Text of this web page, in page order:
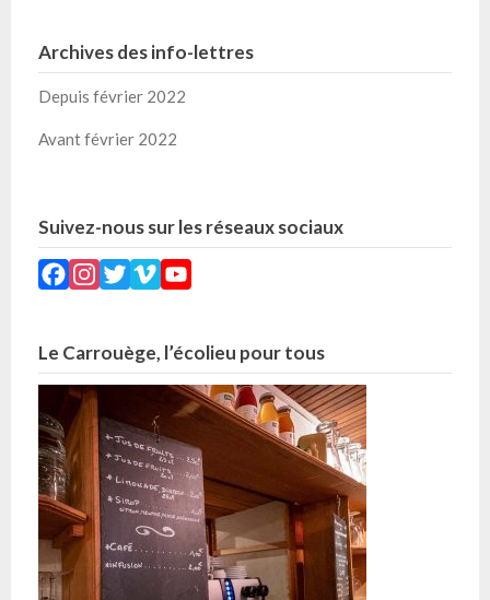
Archives des info-lettres
Depuis février 2022
Avant février 2022
Suivez-nous sur les réseaux sociaux
Facebook
Instagram
Twitter
Vimeo
Le Carrouège, l’écolieu pour tous